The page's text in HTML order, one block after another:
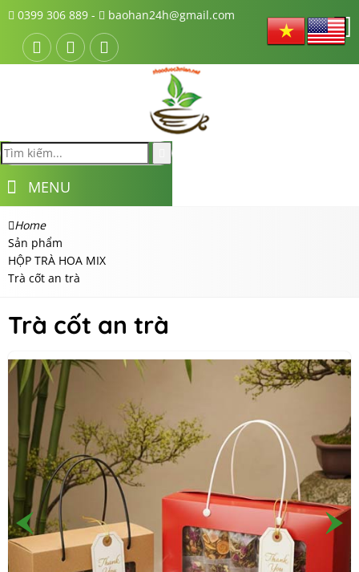
0399 306 889 - baohan24h@gmail.com
MENU
Home
Sản phẩm
HỘP TRÀ HOA MIX
Trà cốt an trà
Trà cốt an trà